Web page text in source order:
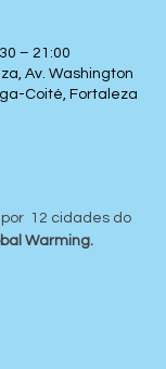
– 21:00
Av. Washington
Coité, Fortaleza
12 cidades do
Warming.